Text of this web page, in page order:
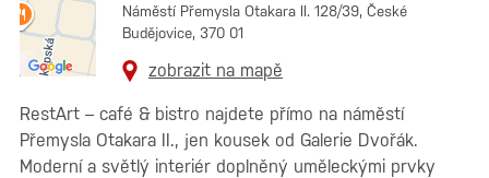
Náměstí Přemysla Otakara II. 128/39, České
Budějovice, 370 01
zobrazit na mapě
RestArt – café & bistro najdete přímo na náměstí
Přemysla Otakara II., jen kousek od Galerie Dvořák.
Moderní a světlý interiér doplněný uměleckými prvky